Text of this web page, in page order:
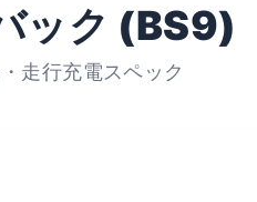
ック (BS9)
走行充電スペック